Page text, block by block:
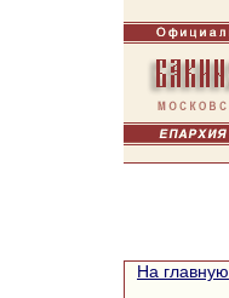
На главную